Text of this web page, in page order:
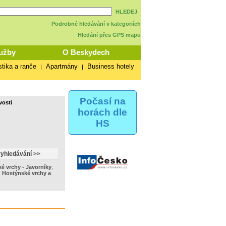
HLEDEJ
Podrobné hledávání v kategoriích
Hledání přes GPS mapu
O Beskydech
a ranče | Apartmány | Business hotely
Počasí na
horách dle
HS
vrchy - Javorníky,
Hostýnské vrchy a